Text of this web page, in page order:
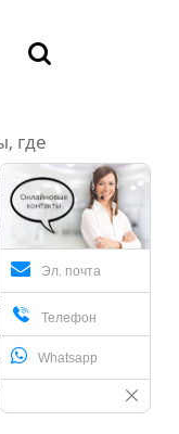

Эл. почта
 Телефон
Whatsapp
где
и
В
с
четкие